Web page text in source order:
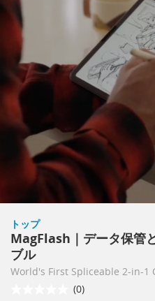
トップ
MagFlash｜データ保管
ブル
World's First Spliceable 2-in-1
(0)